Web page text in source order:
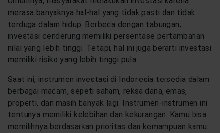
merasa banyaknya hal-hal yang tidak pasti dan tidak
terduga dalam hidup. Berbeda dengan tabungan,
investasi cenderung memiliki persentase pertambahan
nilai yang lebih tinggi. Tetapi, hal ini juga berarti investasi
memiliki risiko yang lebih tinggi pula.
Saat ini, instrumen investasi di Indonesia tersedia dalam
berbagai macam, sepeti saham, reksa dana, emas,
properti, dan masih banyak lagi. Instrumen-instrumen ini
tentunya memiliki kelebihan dan kekurangan. Kamu bisa
memilihnya berdasarkan prioritas dan kemampuan kamu.